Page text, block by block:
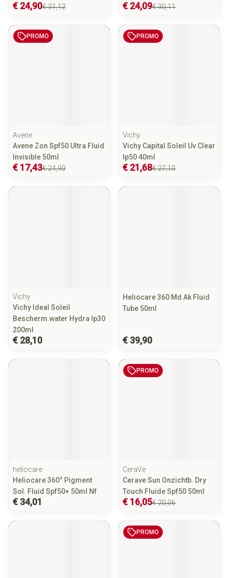
€ 31,12
€ 24,90
€ 30,11
€ 24,09
PROMO
Avene
Avene Zon Spf50 Ultra Fluid
Invisible 50ml
€ 24,90
€ 17,43
PROMO
Vichy
Vichy Capital Soleil Uv Clear
Ip50 40ml
€ 27,10
€ 21,68
Vichy
Vichy Ideal Soleil
Bescherm.water Hydra Ip30
200ml
€ 28,10
Heliocare 360 Md Ak Fluid
Tube 50ml
€ 39,90
heliocare
Heliocare 360° Pigment
Sol. Fluid Spf50+ 50ml Nf
€ 34,01
PROMO
CeraVe
Cerave Sun Onzichtb. Dry
Touch Fluide Spf50 50ml
€ 20,06
€ 16,05
PROMO